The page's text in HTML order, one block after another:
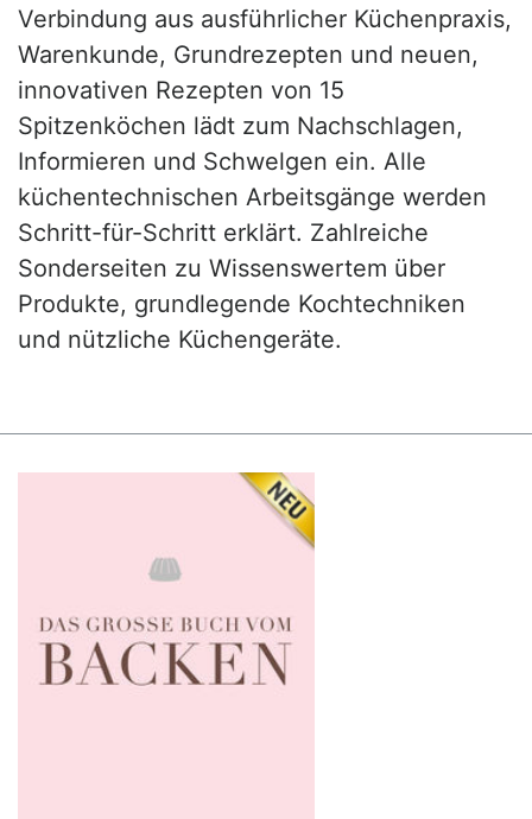
Verbindung aus ausführlicher Küchenpraxis,
Warenkunde, Grundrezepten und neuen,
innovativen Rezepten von 15
Spitzenköchen lädt zum Nachschlagen,
Informieren und Schwelgen ein. Alle
küchentechnischen Arbeitsgänge werden
Schritt-für-Schritt erklärt. Zahlreiche
Sonderseiten zu Wissenswertem über
Produkte, grundlegende Kochtechniken
und nützliche Küchengeräte.